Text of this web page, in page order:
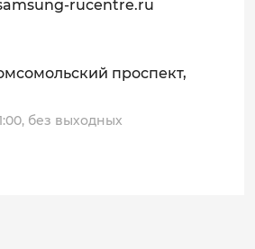
rucentre.ru
проспект,
без выходных